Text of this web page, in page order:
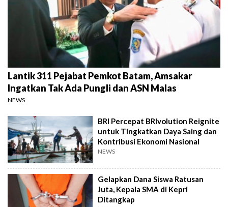
Lantik 311 Pejabat Pemkot Batam, Amsakar
Ingatkan Tak Ada Pungli dan ASN Malas
NEWS
BRI Percepat BRIvolution Reignite
untuk Tingkatkan Daya Saing dan
Kontribusi Ekonomi Nasional
NEWS
Gelapkan Dana Siswa Ratusan
Juta, Kepala SMA di Kepri
Ditangkap